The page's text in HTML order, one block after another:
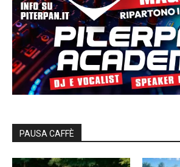
PAUSA CAFFÈ